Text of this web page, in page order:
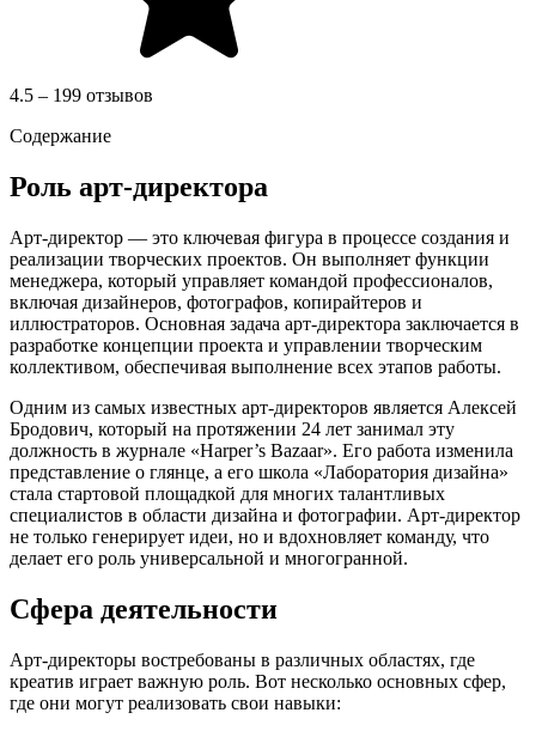
4.5 – 199 отзывов
Содержание
Роль арт-директора
Арт-директор — это ключевая фигура в процессе создания и
реализации творческих проектов. Он выполняет функции
менеджера, который управляет командой профессионалов,
включая дизайнеров, фотографов, копирайтеров и
иллюстраторов. Основная задача арт-директора заключается в
разработке концепции проекта и управлении творческим
коллективом, обеспечивая выполнение всех этапов работы.
Одним из самых известных арт-директоров является Алексей
Бродович, который на протяжении 24 лет занимал эту
должность в журнале «Harper’s Bazaar». Его работа изменила
представление о глянце, а его школа «Лаборатория дизайна»
стала стартовой площадкой для многих талантливых
специалистов в области дизайна и фотографии. Арт-директор
не только генерирует идеи, но и вдохновляет команду, что
делает его роль универсальной и многогранной.
Сфера деятельности
Арт-директоры востребованы в различных областях, где
креатив играет важную роль. Вот несколько основных сфер,
где они могут реализовать свои навыки: